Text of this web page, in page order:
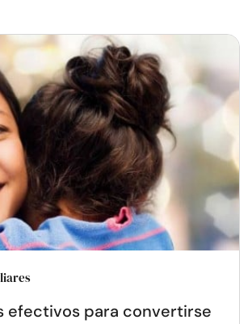
efectivos para convertirse